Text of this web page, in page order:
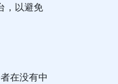
，以避免
在没有中